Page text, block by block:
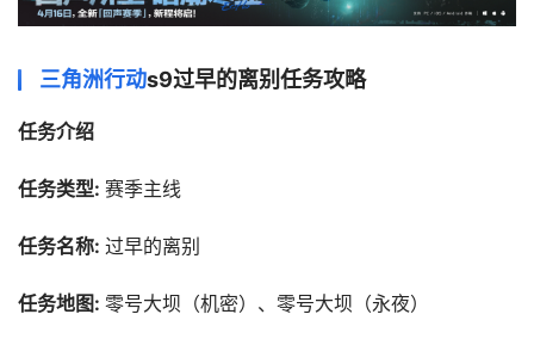
三角洲行动s9过早的离别任务攻略
任务介绍
任务类型: 赛季主线
任务名称: 过早的离别
任务地图: 零号大坝（机密）、零号大坝（永夜）